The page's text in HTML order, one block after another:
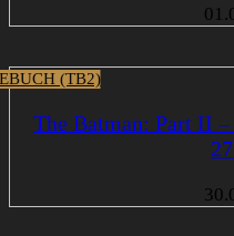
(TB2)
The Batman: Part II